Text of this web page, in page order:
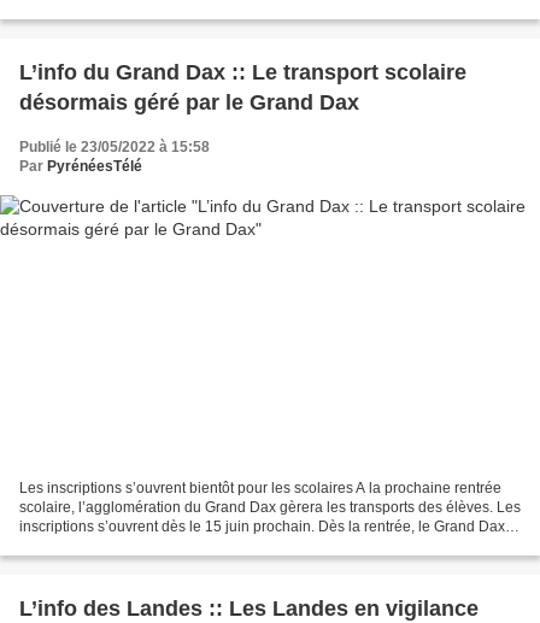
L’info du Grand Dax :: Le transport scolaire
désormais géré par le Grand Dax
Publié le 23/05/2022 à 15:58
Par PyrénéesTélé
Les inscriptions s’ouvrent bientôt pour les scolaires A la prochaine rentrée
scolaire, l’agglomération du Grand Dax gèrera les transports des élèves. Les
inscriptions s’ouvrent dès le 15 juin prochain. Dès la rentrée, le Grand Dax
L’info des Landes :: Les Landes en vigilance